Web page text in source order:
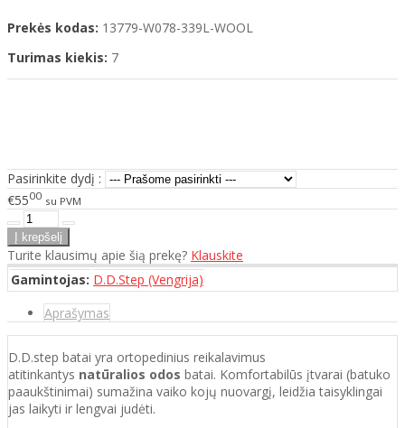
Prekės kodas: 13779-W078-339L-WOOL
Turimas kiekis: 7
Pasirinkite dydį :
€5500 su PVM
Turite klausimų apie šią prekę? Klauskite
Gamintojas: D.D.Step (Vengrija)
Aprašymas
D.D.step batai yra ortopedinius reikalavimus
atitinkantys natūralios odos batai. Komfortabilūs įtvarai (batuko
paaukštinimai) sumažina vaiko kojų nuovargį, leidžia taisyklingai
jas laikyti ir lengvai judėti.